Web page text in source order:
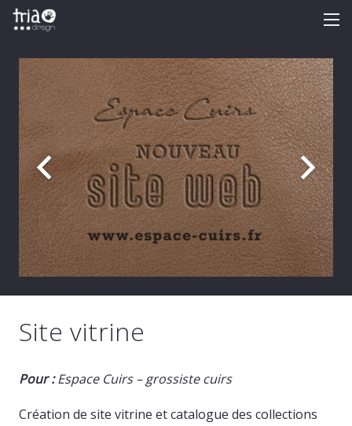
Site vitrine
Pour :Espace Cuirs – grossiste cuirs
Création de site vitrine et catalogue des collections